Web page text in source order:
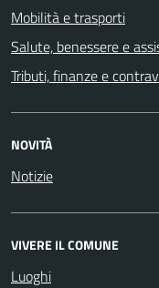
Mobilità e trasporti
Salute, benessere e
Tributi, finanze e
NOVITÀ
Notizie
VIVERE IL COMUNE
Luoghi